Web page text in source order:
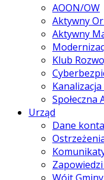
AOON/OW
Aktywny
Aktywny
Klub
Społeczna
Urząd
Dane